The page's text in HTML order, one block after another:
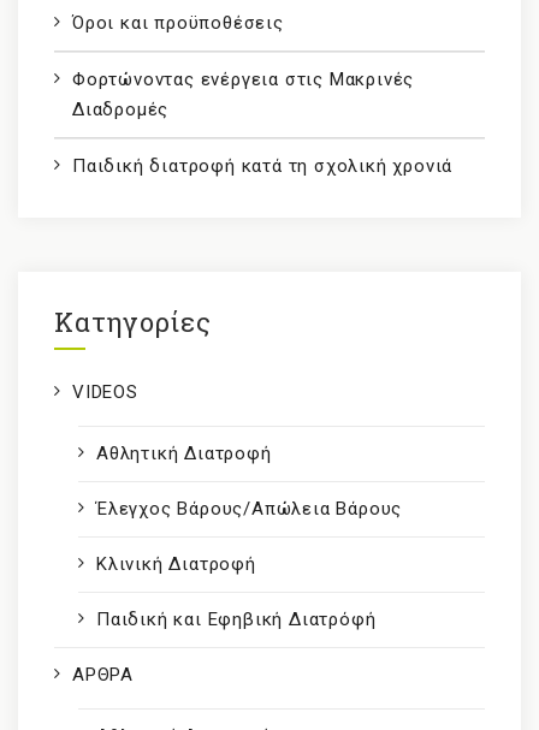
Όροι και προϋποθέσεις
Φορτώνοντας ενέργεια στις Μακρινές
Διαδρομές
Παιδική διατροφή κατά τη σχολική χρονιά
Kατηγορίες
VIDEOS
Αθλητική Διατροφή
Έλεγχος Βάρους/Απώλεια Βάρους
Κλινική Διατροφή
Παιδική και Εφηβική Διατρόφή
ΑΡΘΡΑ